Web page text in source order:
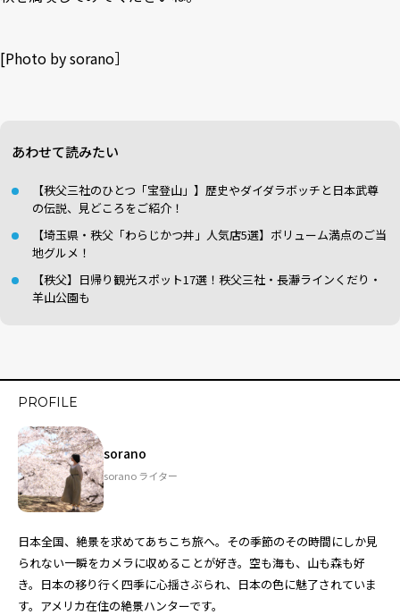
[Photo by sorano］
あわせて読みたい
【秩父三社のひとつ「宝登山」】歴史やダイダラボッチと日本武尊
の伝説、見どころをご紹介！
【埼玉県・秩父「わらじかつ丼」人気店5選】ボリューム満点のご当
地グルメ！
【秩父】日帰り観光スポット17選！秩父三社・長瀞ラインくだり・
羊山公園も
PROFILE
sorano
sorano ライター
日本全国、絶景を求めてあちこち旅へ。その季節のその時間にしか見
られない一瞬をカメラに収めることが好き。空も海も、山も森も好
き。日本の移り行く四季に心揺さぶられ、日本の色に魅了されていま
す。アメリカ在住の絶景ハンターです。